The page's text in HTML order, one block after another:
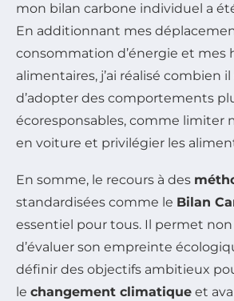
mon bilan carbone individuel a
En additionnant mes
consommation d’énergie et mes
alimentaires, j’ai réalisé combien
d’adopter des comportements
écoresponsables, comme limiter
en voiture et privilégier les
En somme, le recours à des
standardisées comme le Bilan
essentiel pour tous. Il permet
d’évaluer son empreinte
définir des objectifs ambitieux
le changement climatique et